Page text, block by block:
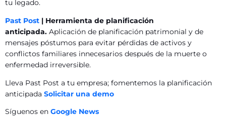
tu legado.
Past Post | Herramienta de planificación
anticipada. Aplicación de planificación patrimonial y de
mensajes póstumos para evitar pérdidas de activos y
conflictos familiares innecesarios después de la muerte o
enfermedad irreversible.
Lleva Past Post a tu empresa; fomentemos la planificación
anticipada Solicitar una demo
Síguenos en Google News